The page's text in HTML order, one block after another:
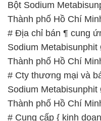
Sodium
Thành phố Hồ Chí
📞 PHÒNG KINH
ĐẮC TRƯỜNG PHÁT
🌐 Website: https://
📞 Hotline: